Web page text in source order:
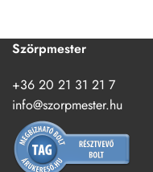
Szörpmester
+36 20 21 31 21 7
info@szorpmester.hu